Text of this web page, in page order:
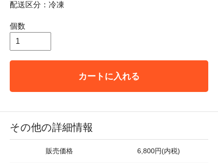
配送区分：冷凍
個数
カートに入れる
その他の詳細情報
販売価格 6,800円(内税)